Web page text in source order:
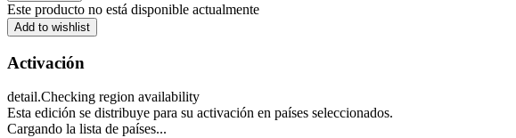
Este producto no está disponible actualmente
Add to wishlist
Activación
detail.Checking region availability
Esta edición se distribuye para su activación en países seleccionados.
Cargando la lista de países...